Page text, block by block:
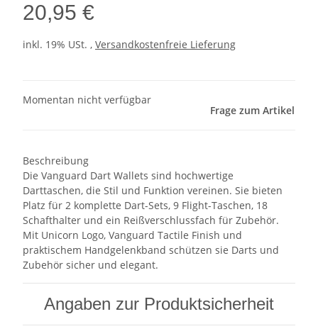
20,95 €
inkl. 19% USt. , Versandkostenfreie Lieferung
Momentan nicht verfügbar
Frage zum Artikel
Beschreibung
Die Vanguard Dart Wallets sind hochwertige
Darttaschen, die Stil und Funktion vereinen. Sie bieten
Platz für 2 komplette Dart-Sets, 9 Flight-Taschen, 18
Schafthalter und ein Reißverschlussfach für Zubehör.
Mit Unicorn Logo, Vanguard Tactile Finish und
praktischem Handgelenkband schützen sie Darts und
Zubehör sicher und elegant.
Angaben zur Produktsicherheit